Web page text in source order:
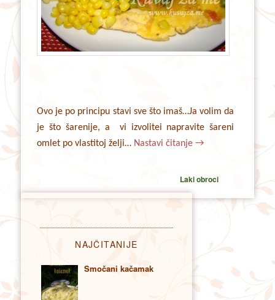
Ovo je po principu stavi sve što imaš…Ja volim da
je što šarenije, a vi izvolitei napravite šareni
omlet po vlastitoj želji… Nastavi čitanje→
Laki obroci
NAJČITANIJE
Smočani kačamak